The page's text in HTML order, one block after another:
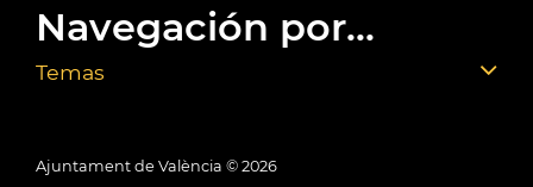
Navegación por...
Temas
Ajuntament de València © 2026